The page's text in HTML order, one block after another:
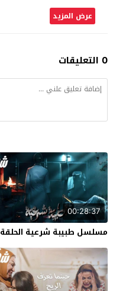
عرض المزيد
0 التعليقات
00:28:37
مسلسل طبيبة شرعية الحلقة 19